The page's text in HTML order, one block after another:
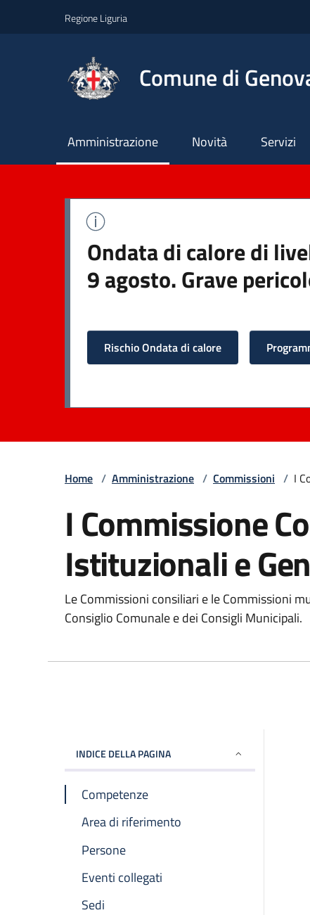
Regione Liguria
Comune di
Principale
Amministrazione Novità Servizi
Ondata di calore di
9 agosto. Grave
Rischio Ondata di calore
Home / Amministrazione / Commissioni / I
I Commissione
Istituzionali e
Le Commissioni consiliari e le Commissioni
Consiglio Comunale e dei Consigli Municipali.
INDICE DELLA PAGINA
Competenze
Area di riferimento
Persone
Eventi collegati
Sedi